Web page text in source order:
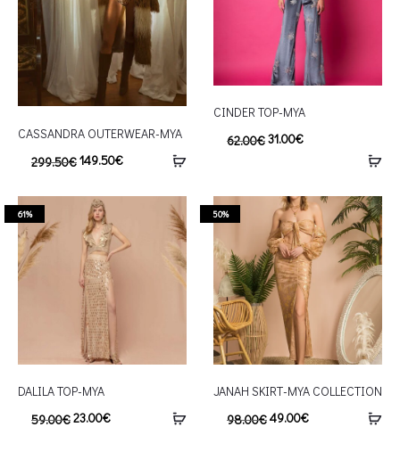
CASSANDRA OUTERWEAR-MYA
299.50€149.50€
CINDER TOP-MYA
62.00€31.00€
61%
DALILA TOP-MYA
59.00€23.00€
50%
JANAH SKIRT-MYA COLLECTION
98.00€49.00€